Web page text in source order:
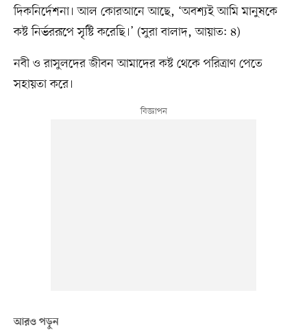
দিকনির্দেশনা। আল কোরআনে আছে, ‘অবশ্যই আমি মানুষকে
কষ্ট নির্ভররূপে সৃষ্টি করেছি।’ (সুরা বালাদ, আয়াত: ৪)
নবী ও রাসুলদের জীবন আমাদের কষ্ট থেকে পরিত্রাণ পেতে
সহায়তা করে।
আরও পড়ুন